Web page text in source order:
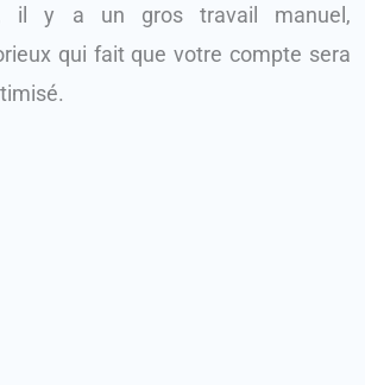
il y a un gros travail manuel,
qui fait que votre compte sera